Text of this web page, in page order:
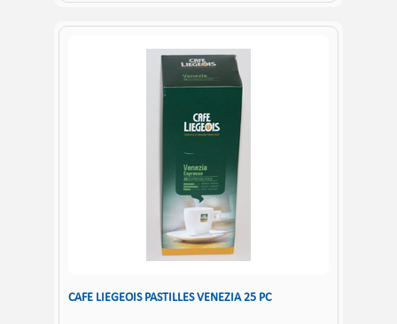
CAFE LIEGEOIS PASTILLES VENEZIA 25 PC